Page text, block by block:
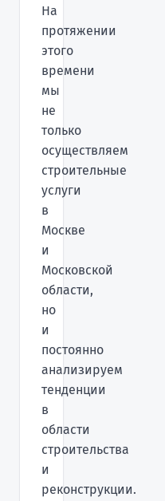
На
протяжении
этого
времени
мы
не
только
осуществляем
строительные
услуги
в
Москве
и
Московской
области,
но
и
постоянно
анализируем
тенденции
в
области
строительства
и
реконструкции.